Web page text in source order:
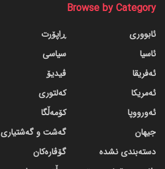
Browse by Category
ئابووری
ئاسیا
ئەفریقا
ئەمریکا
ئەورووپا
جیهان
دسته‌بندی نشده
ڕاپۆرت
سیاسی
ڤیدیۆ
کەلتوری
کۆمەڵگا
گه‌شت و گه‌شتیاری
گۆڤاره‌کان